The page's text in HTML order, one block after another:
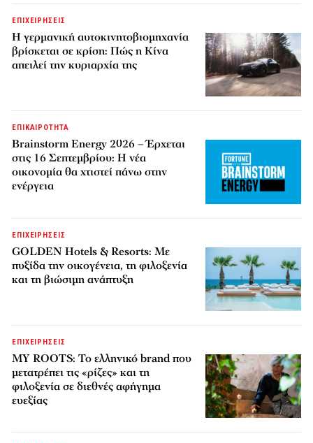
ΕΠΙΧΕΙΡΗΣΕΙΣ
Η γερμανική αυτοκινητοβιομηχανία
βρίσκεται σε κρίση: Πώς η Κίνα
απειλεί την κυριαρχία της
ΕΠΙΚΑΙΡΟΤΗΤΑ
Brainstorm Energy 2026 – Έρχεται
στις 16 Σεπτεμβρίου: Η νέα
οικονομία θα χτιστεί πάνω στην
ενέργεια
ΕΠΙΧΕΙΡΗΣΕΙΣ
GOLDEN Hotels & Resorts: Με
πυξίδα την οικογένεια, τη φιλοξενία
και τη βιώσιμη ανάπτυξη
ΕΠΙΧΕΙΡΗΣΕΙΣ
MY ROOTS: Το ελληνικό brand που
μετατρέπει τις «ρίζες» και τη
φιλοξενία σε διεθνές αφήγημα
ευεξίας